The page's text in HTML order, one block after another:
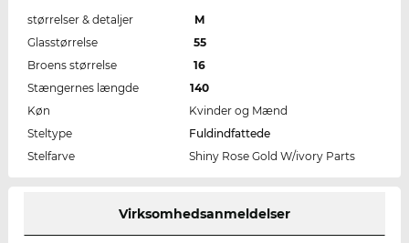
størrelser & detaljer
M
Glasstørrelse
55
Broens størrelse
16
Stængernes længde
140
Køn
Kvinder og Mænd
Steltype
Fuldindfattede
Stelfarve
Shiny Rose Gold W/ivory Parts
Virksomhedsanmeldelser